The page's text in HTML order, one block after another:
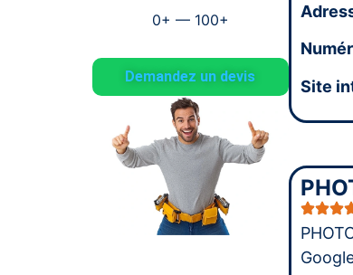
0+ — 100+
Demandez un devis
Site